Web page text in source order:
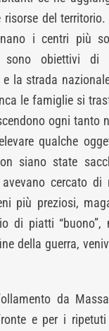
del territorio.
i centri più
obiettivi di
la strada
le famiglie si
ogni tanto
qualche
siano state
cercato di
più preziosi,
di piatti “buono”,
della guerra,
da
e per i